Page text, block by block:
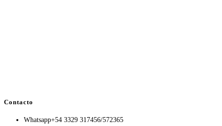
Contacto
Whatsapp+54 3329 317456/572365